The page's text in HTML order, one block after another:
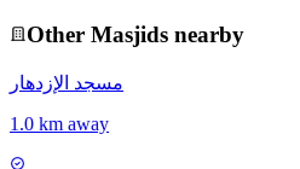
Other Masjids nearby
مسجد الإزدهار
1.0 km away